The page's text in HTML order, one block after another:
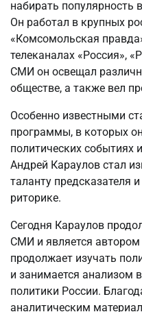
набирать популярность
Он работал в крупных
«Комсомольская
телеканалах «Россия»,
СМИ он освещал
обществе, а также вел
Особенно известными
программы, в которых
политических событиях
Андрей Караулов стал
таланту предсказателя
риторике.
Сегодня Караулов
СМИ и является автором
продолжает изучать
и занимается анализом
политики России.
аналитическим